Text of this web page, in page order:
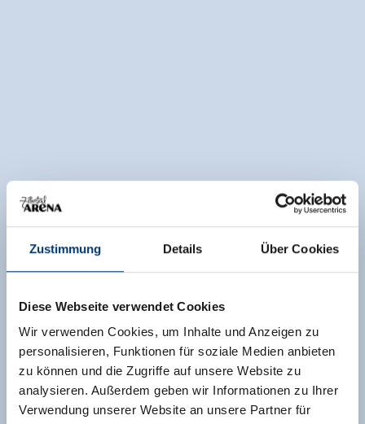
Zustimmung Details Über Cookies
Diese Webseite verwendet Cookies
Wir verwenden Cookies, um Inhalte und Anzeigen zu
personalisieren, Funktionen für soziale Medien anbieten
zu können und die Zugriffe auf unsere Website zu
analysieren. Außerdem geben wir Informationen zu Ihrer
Verwendung unserer Website an unsere Partner für